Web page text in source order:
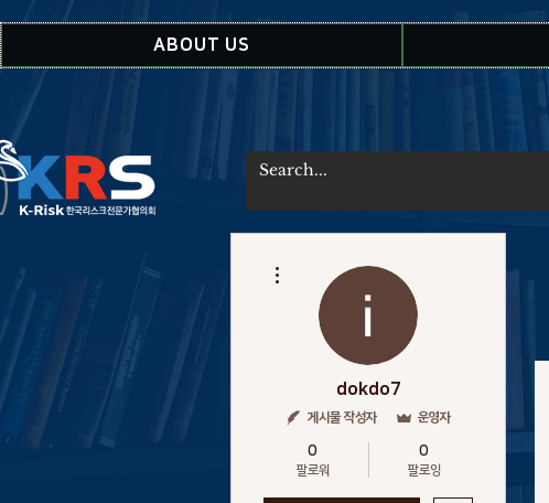
ABOUT US
dokdo7
게시물 작성자 운영자
0
팔로워
0
팔로잉